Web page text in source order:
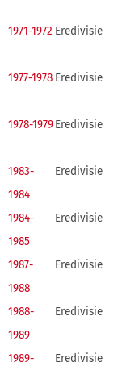
1971-1972 Eredivisie
1977-1978 Eredivisie
1978-1979Eredivisie
1983-
1984
Eredivisie
1984-
1985
Eredivisie
1987-
1988
Eredivisie
1988-
1989
Eredivisie
1989-
Eredivisie